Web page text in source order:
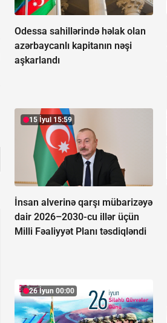
Odessa sahillərində həlak olan
azərbaycanlı kapitanın nəşi
aşkarlandı
15 İyul 15:59
İnsan alverinə qarşı mübarizəyə
dair 2026–2030-cu illər üçün
Milli Fəaliyyət Planı təsdiqləndi
26 İyun 00:00